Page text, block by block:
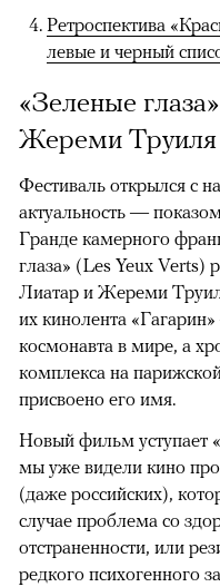
Ретроспектива
левые и черный
«Зеленые
Жереми Труиля
Фестиваль открылся с
актуальность —
Гранде камерного
глаза» (Les Yeux Verts)
Лиатар и Жереми
их кинолента
космонавта в мире, а
комплекса на
присвоено его имя.
Новый фильм уступает
мы уже видели кино
(даже российских),
случае проблема со
отстраненности, или
редкого психогенного